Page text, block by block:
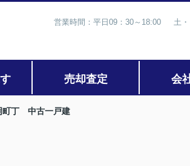
営業時間：平日09：30～18:00 土
売却査定 会
町丁 中古一戸建